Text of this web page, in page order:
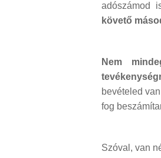
adószámod
követő
Nem
bevételed
fog
Szóval, van